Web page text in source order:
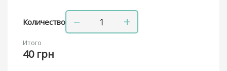
Количество − +
Итого
40 грн